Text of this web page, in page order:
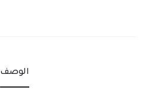
الوصف